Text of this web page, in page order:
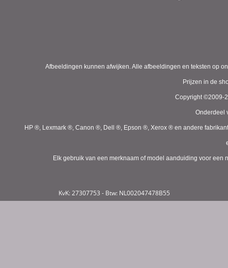
Afbeeldingen kunnen afwijken. Alle afbeeldingen en teksten op
Prijzen in de
Copyright ©2009-
Onderdeel
HP ®, Lexmark ®, Canon ®, Dell ®, Epson ®, Xerox ® en andere
Elk gebruik van een merknaam of model aanduiding voor
KvK: 27307753 - Btw: NL002047478B55